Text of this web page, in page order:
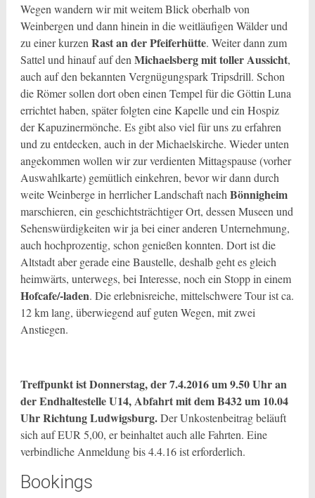
Wegen wandern wir mit weitem Blick oberhalb von
Weinbergen und dann hinein in die weitläufigen Wälder und
zu einer kurzen Rast an der Pfeiferhütte. Weiter dann zum
Sattel und hinauf auf den Michaelsberg mit toller Aussicht,
auch auf den bekannten Vergnügungspark Tripsdrill. Schon
die Römer sollen dort oben einen Tempel für die Göttin Luna
errichtet haben, später folgten eine Kapelle und ein Hospiz
der Kapuzinermönche. Es gibt also viel für uns zu erfahren
und zu entdecken, auch in der Michaelskirche. Wieder unten
angekommen wollen wir zur verdienten Mittagspause (vorher
Auswahlkarte) gemütlich einkehren, bevor wir dann durch
weite Weinberge in herrlicher Landschaft nach Bönnigheim
marschieren, ein geschichtsträchtiger Ort, dessen Museen und
Sehenswürdigkeiten wir ja bei einer anderen Unternehmung,
auch hochprozentig, schon genießen konnten. Dort ist die
Altstadt aber gerade eine Baustelle, deshalb geht es gleich
heimwärts, unterwegs, bei Interesse, noch ein Stopp in einem
Hofcafe/-laden. Die erlebnisreiche, mittelschwere Tour ist ca.
12 km lang, überwiegend auf guten Wegen, mit zwei
Anstiegen.
Treffpunkt ist Donnerstag, der 7.4.2016 um 9.50 Uhr an
der Endhaltestelle U14, Abfahrt mit dem B432 um 10.04
Uhr Richtung Ludwigsburg.Der Unkostenbeitrag beläuft
sich auf EUR 5,00, er beinhaltet auch alle Fahrten. Eine
verbindliche Anmeldung bis 4.4.16 ist erforderlich.
Bookings